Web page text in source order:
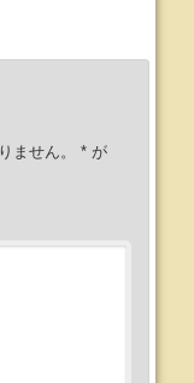
ません。 * が